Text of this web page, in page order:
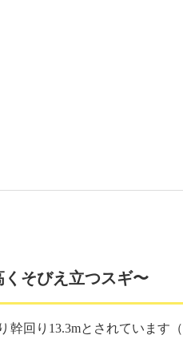
そびえ立つスギ〜
幹回り13.3mとされています